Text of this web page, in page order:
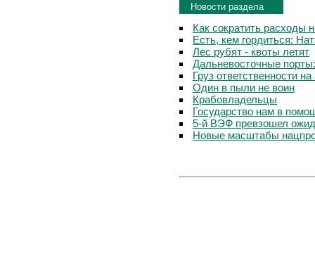
Новости раздела
Как сократить расходы
Есть, кем гордиться:
Лес рубят - квоты летят
Дальневосточные
Груз ответственности
Один в пыли не воин
Крабовладельцы
Государство нам в
5-й ВЭФ превзошел
Новые масштабы